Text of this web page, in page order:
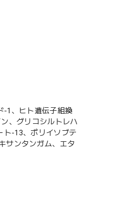
-1、ヒト遺伝子組換
、グリコシルトレハ
ト-13、ポリイソブテ
サンタンガム、エタ